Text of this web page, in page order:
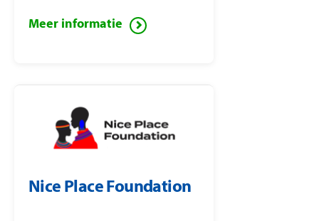
Meer informatie
Nice Place Foundation